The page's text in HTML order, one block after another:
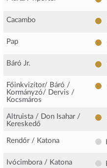
Cacambo
Pap
Báró Jr.
Főinkvizítor/ Báró /
Kormányzó/ Dervis /
Kocsmáros
Altruista / Don Isahar /
Kereskedő
Rendőr / Katona
Ivócimbora / Katona